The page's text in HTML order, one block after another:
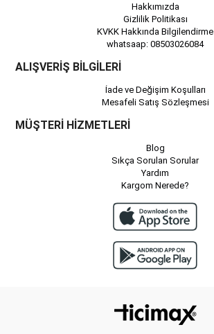
Hakkımızda
Gizlilik Politikası
KVKK Hakkında Bilgilendirme
whatsaap: 08503026084
ALIŞVERİŞ BİLGİLERİ
İade ve Değişim Koşulları
Mesafeli Satış Sözleşmesi
MÜŞTERİ HİZMETLERİ
Blog
Sıkça Sorulan Sorular
Yardım
Kargom Nerede?